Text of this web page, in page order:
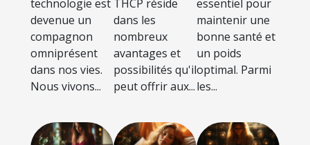
technologie est
devenue un
compagnon
omniprésent
dans nos vies.
Nous vivons...
THCP réside
dans les
nombreux
avantages et
possibilités qu'il
peut offrir aux...
essentiel pour
maintenir une
bonne santé et
un poids
optimal. Parmi
les...